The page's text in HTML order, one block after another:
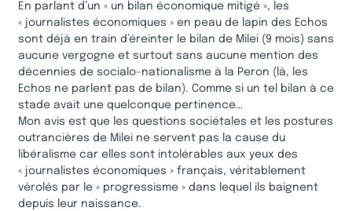
En parlant d’un « un bilan économique mitigé », les
« journalistes économiques » en peau de lapin des Echos
sont déjà en train d’éreinter le bilan de Milei (9 mois) sans
aucune vergogne et surtout sans aucune mention des
décennies de socialo-nationalisme à la Peron (là, les
Echos ne parlent pas de bilan). Comme si un tel bilan à ce
stade avait une quelconque pertinence…
Mon avis est que les questions sociétales et les postures
outrancières de Milei ne servent pas la cause du
libéralisme car elles sont intolérables aux yeux des
« journalistes économiques » français, véritablement
vérolés par le « progressisme » dans lequel ils baignent
depuis leur naissance.